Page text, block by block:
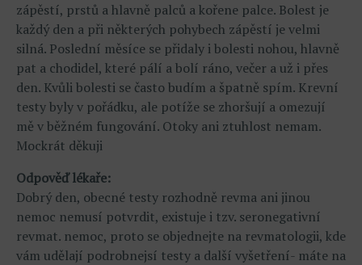
zápěstí, prstů a hlavně palců a kořene palce. Bolest je
každý den a při některých pohybech zápěstí je velmi
silná. Poslední měsíce se přidaly i bolesti nohou, hlavně
pat a chodidel, které pálí a bolí ráno, večer a už i přes
den. Kvůli bolesti se často budím a špatně spím. Krevní
testy byly v pořádku, ale potíže se zhoršují a omezují
mě v běžném fungování. Otoky ani ztuhlost nemam.
Mockrát děkuji
Odpověď lékaře:
Dobrý den, obecné testy rozhodně revma ani jinou
nemoc nemusí potvrdit, existuje i tzv. seronegativní
revmat. nemoc, proto se objednejte na revmatologii, kde
vám udělají podrobnejsí testy a další vyšetření- máte na